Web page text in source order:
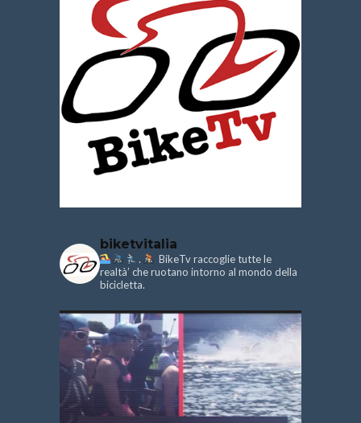
biketvitalia
.
BikeTv raccoglie tutte le
realtà’ che ruotano intorno al mondo della
bicicletta.